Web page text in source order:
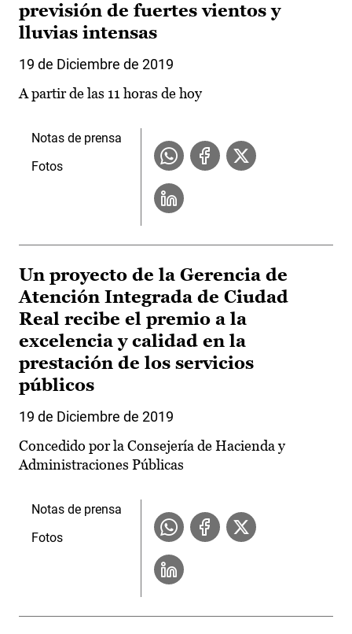
previsión de fuertes vientos y
lluvias intensas
19 de Diciembre de 2019
A partir de las 11 horas de hoy
Notas de prensa
Fotos
Un proyecto de la Gerencia de
Atención Integrada de Ciudad
Real recibe el premio a la
excelencia y calidad en la
prestación de los servicios
públicos
19 de Diciembre de 2019
Concedido por la Consejería de Hacienda y
Administraciones Públicas
Notas de prensa
Fotos